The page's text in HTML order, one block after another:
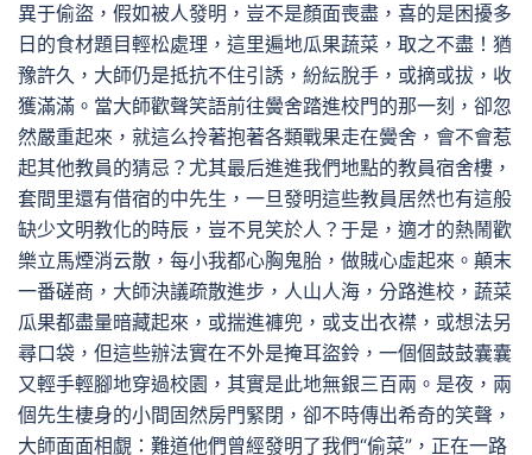
異于偷盜，假如被人發明，豈不是顏面喪盡，喜的是困擾多
日的食材題目輕松處理，這里遍地瓜果蔬菜，取之不盡！猶
豫許久，大師仍是抵抗不住引誘，紛紜脫手，或摘或拔，收
獲滿滿。當大師歡聲笑語前往黌舍踏進校門的那一刻，卻忽
然嚴重起來，就這么拎著抱著各類戰果走在黌舍，會不會惹
起其他教員的猜忌？尤其最后進進我們地點的教員宿舍樓，
套間里還有借宿的中先生，一旦發明這些教員居然也有這般
缺少文明教化的時辰，豈不見笑於人？于是，適才的熱鬧歡
樂立馬煙消云散，每小我都心胸鬼胎，做賊心虛起來。顛末
一番磋商，大師決議疏散進步，人山人海，分路進校，蔬菜
瓜果都盡量暗藏起來，或揣進褲兜，或支出衣襟，或想法另
尋口袋，但這些辦法實在不外是掩耳盜鈴，一個個鼓鼓囊囊
又輕手輕腳地穿過校園，其實是此地無銀三百兩。是夜，兩
個先生棲身的小間固然房門緊閉，卻不時傳出希奇的笑聲，
大師面面相覷：難道他們曾經發明了我們“偷菜”，正在一路